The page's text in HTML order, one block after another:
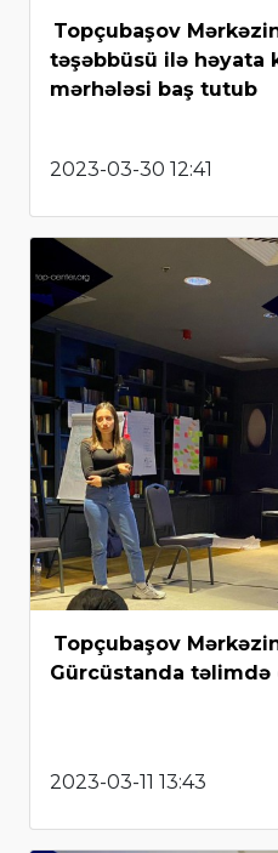
Topçubaşov
təşəbbüsü ilə həyata
mərhələsi baş tutub
2023-03-30 12:41
Topçubaşov
Gürcüstanda təlimdə
2023-03-11 13:43